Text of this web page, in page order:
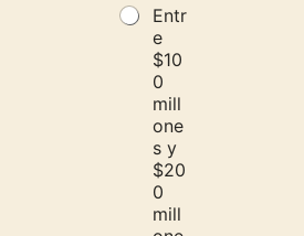
Entr
e
$10
0
mill
one
s y
$20
0
mill